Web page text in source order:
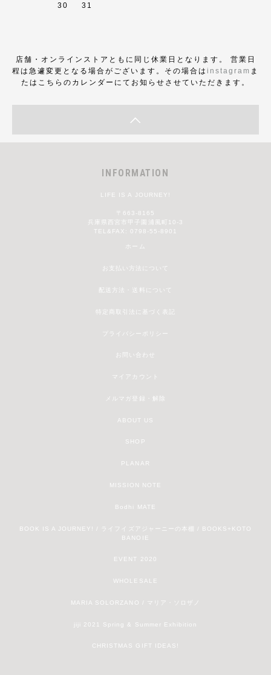
30 31
店舗・オンラインストアともに同じ休業日となります。 営業日
程は急遽変更となる場合がございます。その場合は instagram ま
たはこちらのカレンダーにてお知らせさせていただきます。
INFORMATION
LIFE IS A JOURNEY!
〒663-8165
兵庫県西宮市甲子園浦風町10-3
TEL&FAX: 0798-55-8901
ホーム
お支払い方法について
配送方法・送料について
特定商取引法に基づく表記
プライバシーポリシー
お問い合わせ
マイアカウント
メルマガ登録・解除
ABOUT US
SHOP
PLANAR
MISSION NOTE
Bodhi MATE
BOOK IS A JOURNEY! / ライフイズアジャーニーの本棚 / BOOKS+KOTO
BANOIE
EVENT 2020
WHOLESALE
MARIA SOLORZANO / マリア・ソロザノ
jiji 2021 Spring & Summer Exhibition
CHRISTMAS GIFT IDEAS!